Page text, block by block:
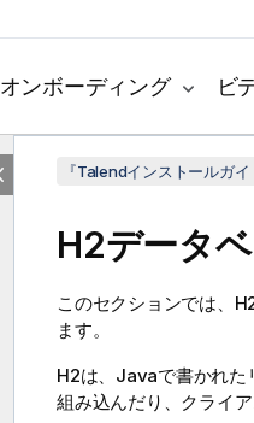
オンボーディング ビ
『Talendインストールガ
H2データ
このセクションでは、
ます。
H2は、Javaで書かれた
組み込んだり、クライ